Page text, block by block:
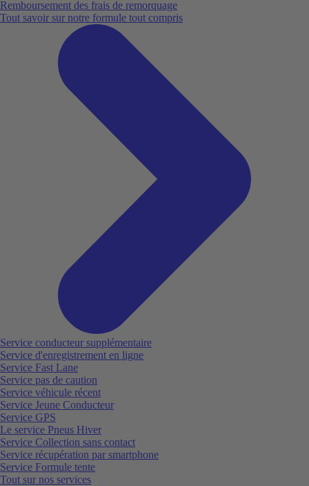
Remboursement des frais de remorquage
Tout savoir sur notre formule tout compris
Service conducteur supplémentaire
Service d'enregistrement en ligne
Service Fast Lane
Service pas de caution
Service véhicule récent
Service Jeune Conducteur
Service GPS
Le service Pneus Hiver
Service Collection sans contact
Service récupération par smartphone
Service Formule tente
Tout sur nos services